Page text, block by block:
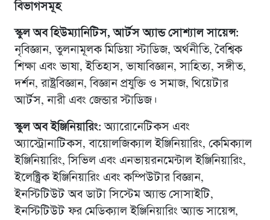
বিভাগসমূহ
স্কুল অব হিউম্যানিটিস, আর্টস অ্যান্ড সোশ্যাল সায়েন্স:
নৃবিজ্ঞান, তুলনামূলক মিডিয়া স্টাডিজ, অর্থনীতি, বৈশ্বিক
শিক্ষা এবং ভাষা, ইতিহাস, ভাষাবিজ্ঞান, সাহিত্য, সঙ্গীত,
দর্শন, রাষ্ট্রবিজ্ঞান, বিজ্ঞান প্রযুক্তি ও সমাজ, থিয়েটার
আর্টস, নারী এবং জেন্ডার স্টাডিজ।
স্কুল অব ইঞ্জিনিয়ারিং: অ্যারোনেটিকস এবং
অ্যাস্ট্রোনাটিকস, বায়োলজিক্যাল ইঞ্জিনিয়ারিং, কেমিক্যাল
ইঞ্জিনিয়ারিং, সিভিল এবং এনভায়রনমেন্টাল ইঞ্জিনিয়ারিং,
ইলেক্ট্রিক ইঞ্জিনিয়ারিং এবং কম্পিউটার বিজ্ঞান,
ইনস্টিটিউট অব ডাটা সিস্টেম অ্যান্ড সোসাইটি,
ইনস্টিটিউট ফর মেডিক্যাল ইঞ্জিনিয়ারিং অ্যান্ড সায়েন্স,